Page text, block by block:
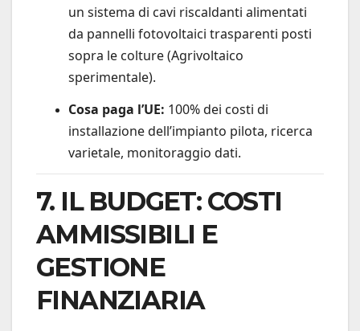
un sistema di cavi riscaldanti alimentati
da pannelli fotovoltaici trasparenti posti
sopra le colture (Agrivoltaico
sperimentale).
Cosa paga l’UE: 100% dei costi di
installazione dell’impianto pilota, ricerca
varietale, monitoraggio dati.
7. IL BUDGET: COSTI
AMMISSIBILI E
GESTIONE
FINANZIARIA